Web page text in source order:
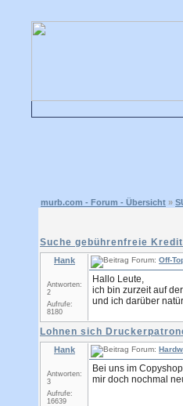
murb.com - Forum - Übersicht »
Suche gebührenfreie
Hank
Antworten:
2
Aufrufe:
8180
Forum: Off-
Hallo Leute,
ich bin zurzeit auf
und ich darüber
Lohnen sich
Hank
Antworten:
3
Aufrufe:
16639
Forum:
Bei uns im
mir doch nochmal